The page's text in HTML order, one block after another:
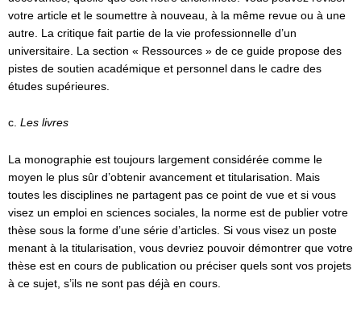
votre article et le soumettre à nouveau, à la même revue ou à une
autre. La critique fait partie de la vie professionnelle d’un
universitaire. La section « Ressources » de ce guide propose des
pistes de soutien académique et personnel dans le cadre des
études supérieures.
c. Les livres
La monographie est toujours largement considérée comme le
moyen le plus sûr d’obtenir avancement et titularisation. Mais
toutes les disciplines ne partagent pas ce point de vue et si vous
visez un emploi en sciences sociales, la norme est de publier votre
thèse sous la forme d’une série d’articles. Si vous visez un poste
menant à la titularisation, vous devriez pouvoir démontrer que votre
thèse est en cours de publication ou préciser quels sont vos projets
à ce sujet, s’ils ne sont pas déjà en cours.